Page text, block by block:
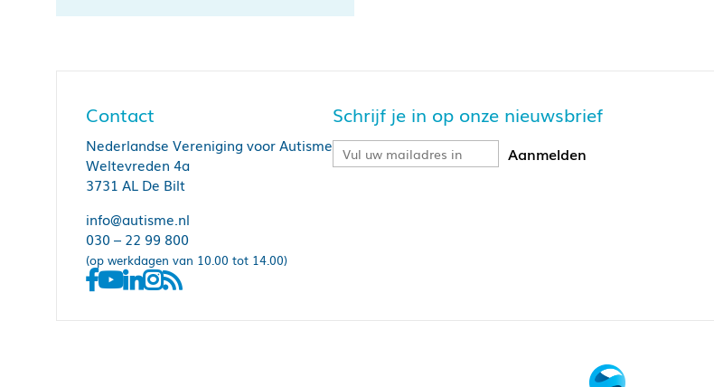
Contact
Nederlandse Vereniging voor Autisme
Weltevreden 4a
3731 AL De Bilt
info@autisme.nl
030 – 22 99 800
(op werkdagen van 10.00 tot 14.00)
Schrijf je in op onze nieuwsbrief